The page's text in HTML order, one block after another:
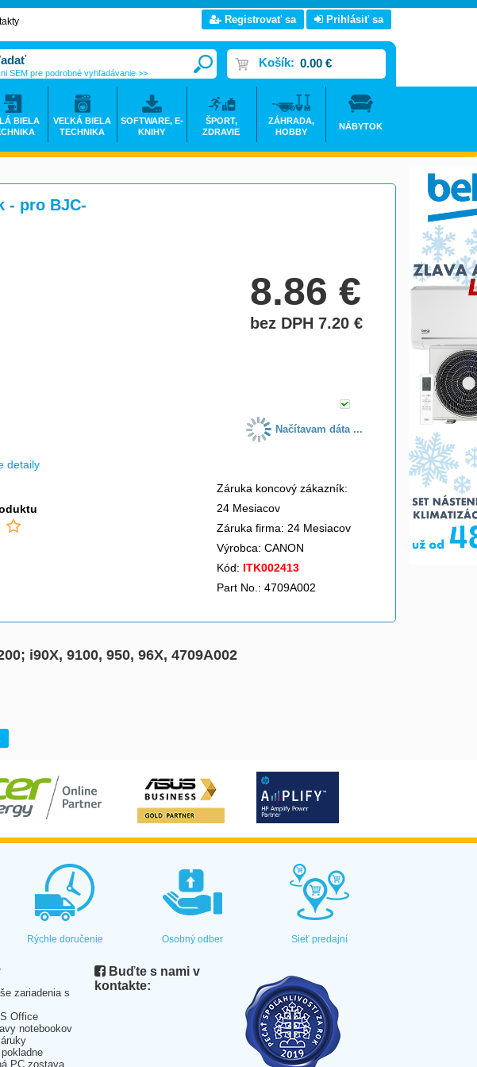
- pro BJC-
8.86€
bez DPH 7.20€
Načítavam dáta ...
detaily
Záruka koncový zákazník:
24 Mesiacov
Záruka firma: 24 Mesiacov
Výrobca: CANON
Kód: ITK002413
Part No.: 4709A002
i90X, 9100, 950, 96X, 4709A002
Registrovať sa Prihlásiť sa
Košík: 0.00 €
SEM pre podrobné vyhľadávanie >>
BIELA
VEĽKÁ BIELA
TECHNIKA
SOFTWARE, E-
KNIHY
ŠPORT,
ZDRAVIE
ZÁHRADA,
HOBBY
NÁBYTOK
Rýchle doručenie Osobný odber Sieť predajní
zariadenia s
Office
notebookov
PC zostava
Buďte s nami v
kontakte: